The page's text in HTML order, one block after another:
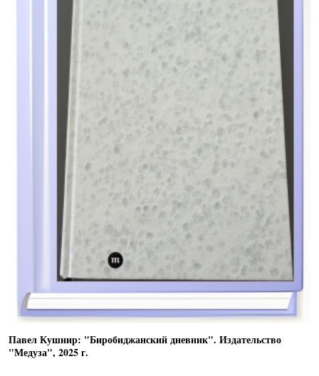
Павел Кушнир: "Биробиджанский дневник". Издательство
"Медуза", 2025 г.